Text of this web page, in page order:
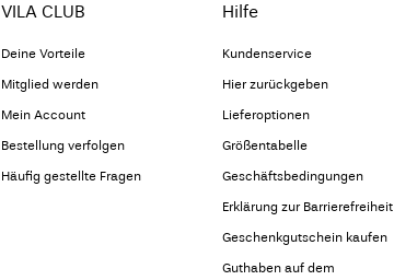
VILA CLUB
Deine Vorteile
Mitglied werden
Mein Account
Bestellung verfolgen
Häufig gestellte Fragen
Hilfe
Kundenservice
Hier zurückgeben
Lieferoptionen
Größentabelle
Geschäftsbedingungen
Erklärung zur Barrierefreiheit
Geschenkgutschein kaufen
Guthaben auf dem